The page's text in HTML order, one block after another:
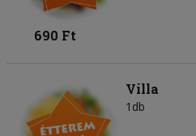
690 Ft
Villa
1db